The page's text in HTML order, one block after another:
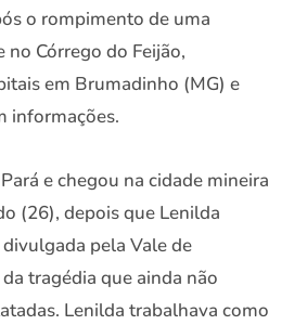
o rompimento de uma
no Córrego do Feijão,
em Brumadinho (MG) e
informações.
e chegou na cidade mineira
(26), depois que Lenilda
pela Vale de
tragédia que ainda não
Lenilda trabalhava como